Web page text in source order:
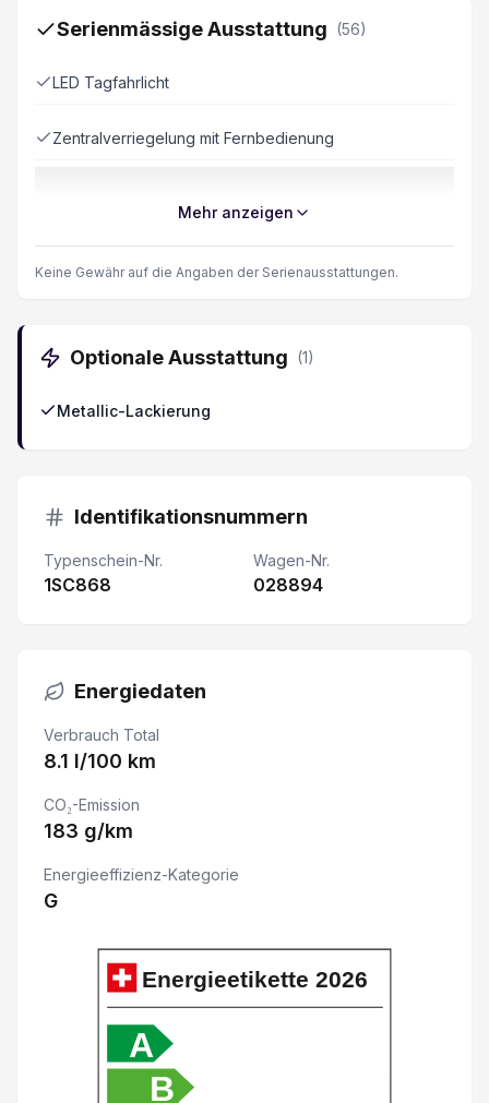
Serienmässige Ausstattung (56)
LED Tagfahrlicht
Zentralverriegelung mit Fernbedienung
Lederinterieur
Berganfahrhilfe
Elektrische Fensterheber vorne + hinten
LED-Nebelscheinwerfer
Servolenkung elektrisch
Leichtmetallfelgen 19"
Verkehrsschild-Erkennungssystem
Abgedunkelte Scheiben
Rücksitzbank geteilt abklappbar 60/40
Mehr anzeigen
Keine Gewähr auf die Angaben der Serienausstattungen.
Optionale Ausstattung (1)
Metallic-Lackierung
Identifikationsnummern
Typenschein-Nr.
1SC868
Wagen-Nr.
028894
Energiedaten
Verbrauch Total
8.1 l/100 km
CO₂-Emission
183 g/km
Energieeffizienz-Kategorie
G
A
B
Energieetikette 2026